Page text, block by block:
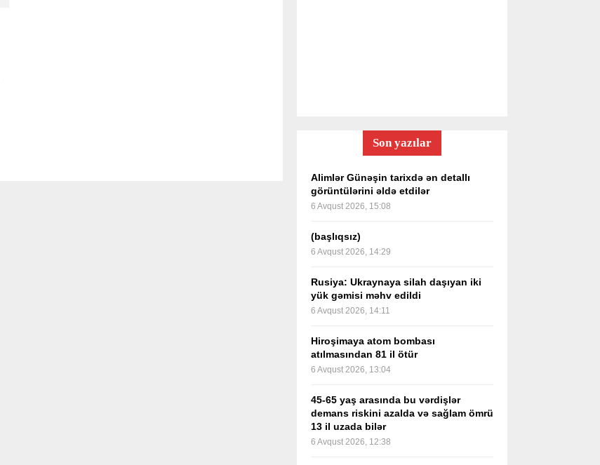
Son yazılar
Alimlər Günəşin tarixdə ən detallı
görüntülərini əldə etdilər
6 Avqust 2026, 15:08
(başlıqsız)
6 Avqust 2026, 14:29
Rusiya: Ukraynaya silah daşıyan iki
yük gəmisi məhv edildi
6 Avqust 2026, 14:11
Hiroşimaya atom bombası
atılmasından 81 il ötür
6 Avqust 2026, 13:04
45-65 yaş arasında bu vərdişlər
demans riskini azalda və sağlam ömrü
13 il uzada bilər
6 Avqust 2026, 12:38